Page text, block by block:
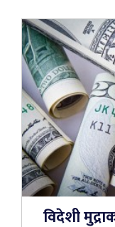
विदेशी